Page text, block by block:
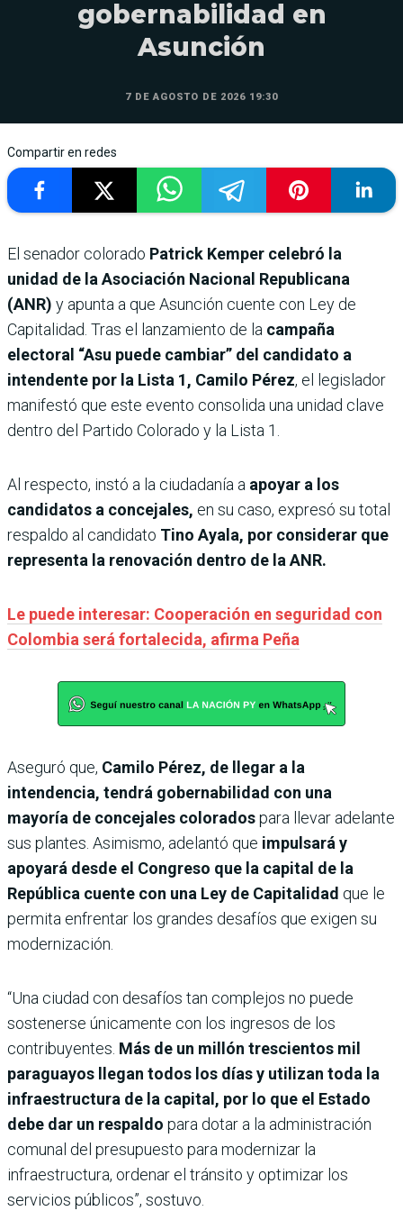
gobernabilidad en
Asunción
7 DE AGOSTO DE 2026 19:30
Compartir en redes
El senador colorado Patrick Kemper celebró la
unidad de la Asociación Nacional Republicana
(ANR) y apunta a que Asunción cuente con Ley de
Capitalidad. Tras el lanzamiento de la campaña
electoral “Asu puede cambiar” del candidato a
intendente por la Lista 1, Camilo Pérez, el legislador
manifestó que este evento consolida una unidad clave
dentro del Partido Colorado y la Lista 1.
Al respecto, instó a la ciudadanía a apoyar a los
candidatos a concejales, en su caso, expresó su total
respaldo al candidato Tino Ayala, por considerar que
representa la renovación dentro de la ANR.
Le puede interesar: Cooperación en seguridad con
Colombia será fortalecida, afirma Peña
Aseguró que, Camilo Pérez, de llegar a la
intendencia, tendrá gobernabilidad con una
mayoría de concejales coloradospara llevar adelante
sus plantes. Asimismo, adelantó que impulsará y
apoyará desde el Congreso que la capital de la
República cuente con una Ley de Capitalidad que le
permita enfrentar los grandes desafíos que exigen su
modernización.
“Una ciudad con desafíos tan complejos no puede
sostenerse únicamente con los ingresos de los
contribuyentes. Más de un millón trescientos mil
paraguayos llegan todos los días y utilizan toda la
infraestructura de la capital, por lo que el Estado
debe dar un respaldo para dotar a la administración
comunal del presupuesto para modernizar la
infraestructura, ordenar el tránsito y optimizar los
servicios públicos”, sostuvo.